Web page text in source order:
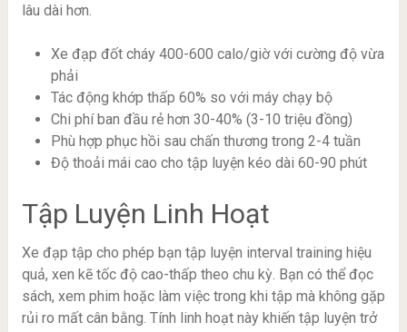
lâu dài hơn.
Xe đạp đốt cháy 400-600 calo/giờ với cường độ vừa
phải
Tác động khớp thấp 60% so với máy chạy bộ
Chi phí ban đầu rẻ hơn 30-40% (3-10 triệu đồng)
Phù hợp phục hồi sau chấn thương trong 2-4 tuần
Độ thoải mái cao cho tập luyện kéo dài 60-90 phút
Tập Luyện Linh Hoạt
Xe đạp tập cho phép bạn tập luyện interval training hiệu
quả, xen kẽ tốc độ cao-thấp theo chu kỳ. Bạn có thể đọc
sách, xem phim hoặc làm việc trong khi tập mà không gặp
rủi ro mất cân bằng. Tính linh hoạt này khiến tập luyện trở